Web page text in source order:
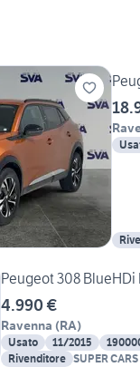
Peugeot 308 BlueHDi
4.990 €
Ravenna (RA)
Usato 11/2015
Rivenditore SUPER CARS